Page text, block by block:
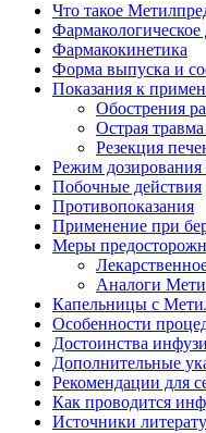
Что такое
Фармакологическое
Фармакокинетика
Форма выпуска и
Показания к
Обострения
Острая
Резекция
Режим дозирования
Побочные действия
Противопоказания
Применение при
Меры
Аналоги
Капельницы с
Особенности
Достоинства
Дополнительные
Рекомендации для
Как проводится
Источники